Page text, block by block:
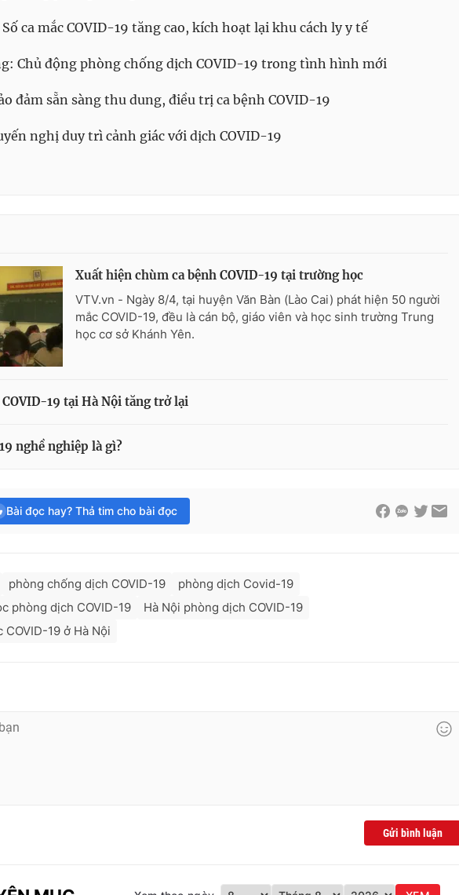
ca mắc COVID-19 tăng cao, kích hoạt lại khu cách ly y tế
Chủ động phòng chống dịch COVID-19 trong tình hình mới
đảm sẵn sàng thu dung, điều trị ca bệnh COVID-19
nghị duy trì cảnh giác với dịch COVID-19
Xuất hiện chùm ca bệnh COVID-19 tại trường học
VTV.vn - Ngày 8/4, tại huyện Văn Bàn (Lào Cai) phát hiện 50 người
mắc COVID-19, đều là cán bộ, giáo viên và học sinh trường Trung
học cơ sở Khánh Yên.
19 tại Hà Nội tăng trở lại
nghề nghiệp là gì?
Bài đọc hay? Thả tim cho bài đọc
phòng chống dịch COVID-19
phòng dịch Covid-19
phòng dịch COVID-19
Hà Nội phòng dịch COVID-19
COVID-19 ở Hà Nội
Gửi bình luận